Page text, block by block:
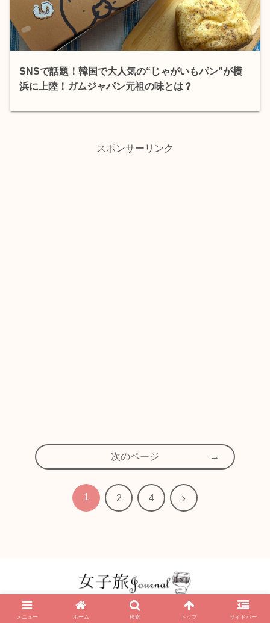
SNSで話題！韓国で大人気の“じゃがいもパン”が横
浜に上陸！ガムジャパン元祖の味とは？
スポンサーリンク
次のページ
1 2 4 次
© 2016 女子旅 Journal | 大人女子のための一人旅・ホテル・カフェ旅メディア.
メニュー ホーム 検索 トップ サイドバー